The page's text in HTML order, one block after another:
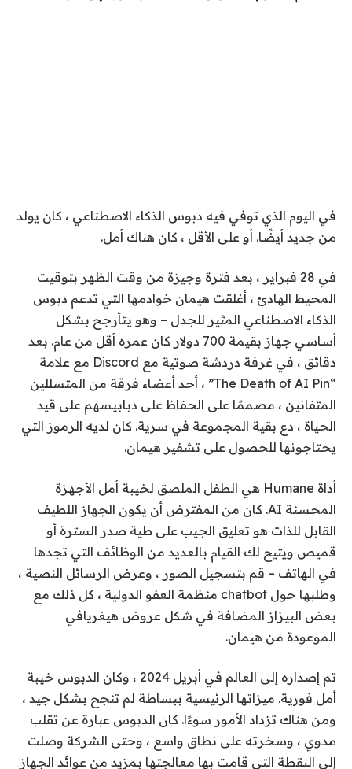
في اليوم الذي توفي فيه دبوس الذكاء الاصطناعي ، كان يولد
من جديد أيضًا. أو على الأقل ، كان هناك أمل.
في 28 فبراير ، بعد فترة وجيزة من وقت الظهر بتوقيت
المحيط الهادئ ، أغلقت هيمان خوادمها التي تدعم دبوس
الذكاء الاصطناعي المثير للجدل – وهو يتأرجح بشكل
أساسي جهاز بقيمة 700 دولار كان عمره أقل من عام. بعد
دقائق ، في غرفة دردشة صوتية مع Discord مع علامة
“The Death of AI Pin” ، أحد أعضاء فرقة من المتسللين
المتفانين ، مصممًا على الحفاظ على دبابيسهم على قيد
الحياة ، دع بقية المجموعة في سرية. كان لديه الرموز التي
يحتاجونها للحصول على تشفير هيمان.
أداة Humane هي الطفل الملصق لخيبة أمل الأجهزة
المحسنة AI. كان من المفترض أن يكون الجهاز اللطيف
القابل للذات هو تعليق الجيب على طية صدر السترة أو
قميص ويتيح لك القيام بالعديد من الوظائف التي تجدها
في الهاتف – قم بتسجيل الصور ، وعرض الرسائل النصية ،
وطلبها حول chatbot منظمة العفو الدولية ، كل ذلك مع
بعض البيزاز المضافة في شكل عروض هيغريافي
الموعودة من هيمان.
تم إصداره إلى العالم في أبريل 2024 ، وكان الدبوس خيبة
أمل فورية. ميزاتها الرئيسية ببساطة لم تنجح بشكل جيد ،
ومن هناك تزداد الأمور سوءًا. كان الدبوس عبارة عن تقلب
مدوي ، وسخرته على نطاق واسع ، وحتى الشركة وصلت
إلى النقطة التي قامت بها معالجتها بمزيد من عوائد الجهاز